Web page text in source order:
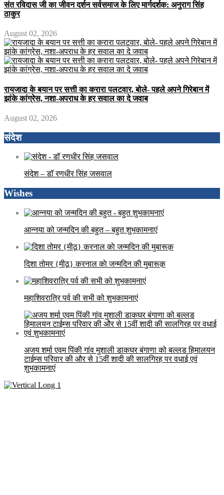
संत रविदास जी का जीवन दर्शन सर्वसमाज के लिए मार्गदर्शक: अनुराग सिंह
ठाकुर
August 02, 2026
रायजादा के बयान पर सत्ती का करारा पलटवार, बोले- पहले अपने गिरेबान में
झांके कांग्रेस, नशा-अपराध के हर सवाल का दे जवाब
August 02, 2026
संदेश
संदेश – डॉ रणधीर सिंह जसवाल
Wishes
आन्नया को जन्मदिन की बहुत – बहुत शुभकामनाएं
दिशा तोमर {मीठू} करनाल काे जन्मदिन की मुबारूक़
महाशिवरात्रि पर्व की सभी को शुभकामनाएं
अजय शर्मा एवम पिंकी गांव मुशाली डाकघर बंगाणा को बल्लड हिमालयन
टाईम्स परिवार की और से 15वीं शादी की सालगिरह पर वधाई एवं
शुभकामनाएं